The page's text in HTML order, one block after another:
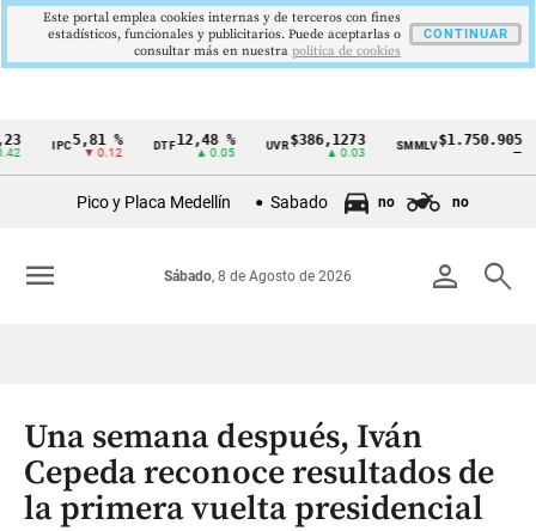
Cintillo
Colombia
5,81 %
▼ 0.12
12,48 %
▲ 0.05
$386,1273
▲ 0.03
SMMLV$1.750.905
Pico y Placa Medellín Sabado no no
person search
Sábado, 8 de Agosto de 2026
menu
Una semana después, Iván
Cepeda reconoce resultados de
la primera vuelta presidencial
Este portal emplea cookies internas y de terceros con fines
estadísticos, funcionales y publicitarios. Puede aceptarlas o
consultar más en nuestra politica de cookies
CONTINUAR